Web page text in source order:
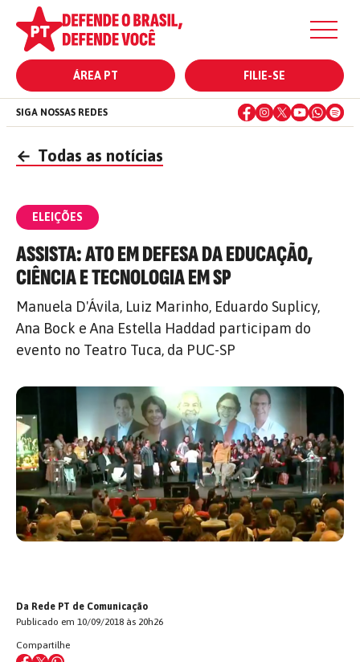
ÁREA PT FILIE-SE
SIGA NOSSAS REDES
← Todas as notícias
ELEIÇÕES
ASSISTA: ATO EM DEFESA DA EDUCAÇÃO,
CIÊNCIA E TECNOLOGIA EM SP
Manuela D'Ávila, Luiz Marinho, Eduardo Suplicy,
Ana Bock e Ana Estella Haddad participam do
evento no Teatro Tuca, da PUC-SP
Da Rede PT de Comunicação
Publicado em 10/09/2018 às 20h26
Compartilhe